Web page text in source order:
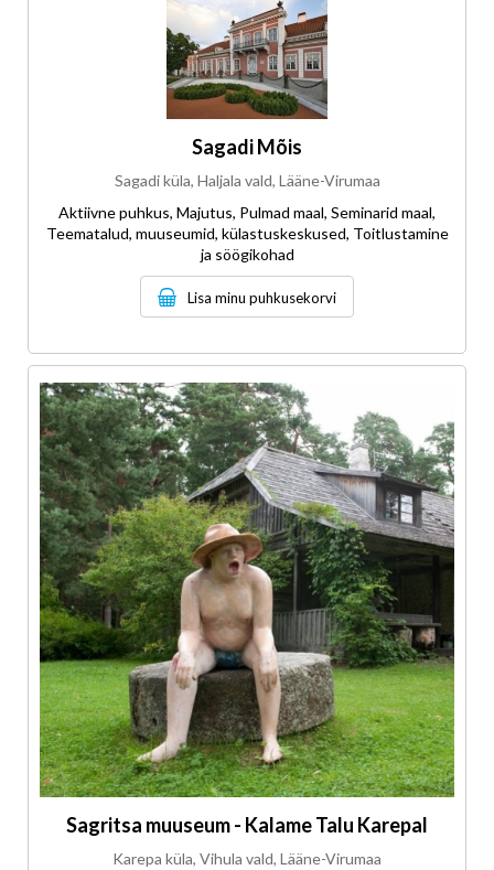
Sagadi Mõis
Sagadi küla, Haljala vald, Lääne-Virumaa
Aktiivne puhkus, Majutus, Pulmad maal, Seminarid maal,
Teematalud, muuseumid, külastuskeskused, Toitlustamine
ja söögikohad
Lisa minu puhkusekorvi
Sagritsa muuseum - Kalame Talu Karepal
Karepa küla, Vihula vald, Lääne-Virumaa